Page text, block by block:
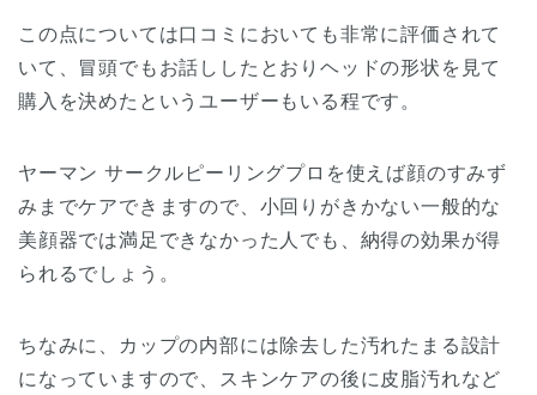
この点については口コミにおいても非常に評価されて
いて、冒頭でもお話ししたとおりヘッドの形状を見て
購入を決めたというユーザーもいる程です。
ヤーマン サークルピーリングプロを使えば顔のすみず
みまでケアできますので、小回りがきかない一般的な
美顔器では満足できなかった人でも、納得の効果が得
られるでしょう。
ちなみに、カップの内部には除去した汚れたまる設計
になっていますので、スキンケアの後に皮脂汚れなど